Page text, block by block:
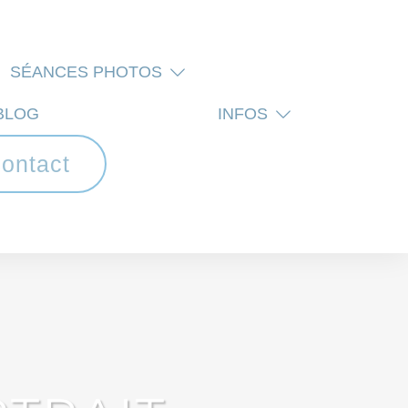
SÉANCES PHOTOS
INFOS